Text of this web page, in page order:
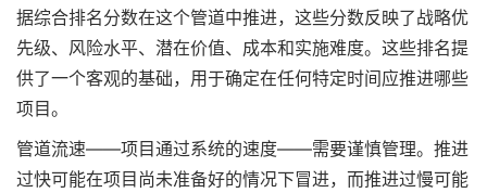
据综合排名分数在这个管道中推进，这些分数反映了战略优
先级、风险水平、潜在价值、成本和实施难度。这些排名提
供了一个客观的基础，用于确定在任何特定时间应推进哪些
项目。
管道流速——项目通过系统的速度——需要谨慎管理。推进
过快可能在项目尚未准备好的情况下冒进，而推进过慢可能